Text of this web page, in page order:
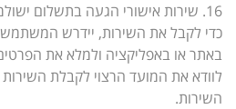
16. שירות אישורי הגעה בתשלום
כדי לקבל את השירות, יידרש
באתר או באפליקציה ולמלא את
לוודא את המועד הרצוי לקבלת
השירות.